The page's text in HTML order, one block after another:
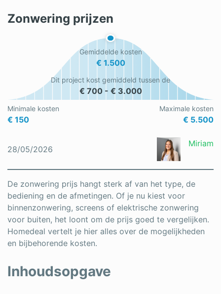
Loodgieter
Rolluiken
Schilder
Schrijnwerker
Vloeren
Vochtbestrijding
Warmtepomp
Zonnepanelen
Zonwering prijzen
Minimale kosten
€ 150
Gemiddelde kosten
€ 1.500
Maximale kosten
€ 5.500
Dit project kost gemiddeld tussen de
€ 700 - € 3.000
28/05/2026
Miriam
De zonwering prijs hangt sterk af van het type, de
bediening en de afmetingen. Of je nu kiest voor
binnenzonwering, screens of elektrische zonwering
voor buiten, het loont om de prijs goed te vergelijken.
Homedeal vertelt je hier alles over de mogelijkheden
en bijbehorende kosten.
Inhoudsopgave